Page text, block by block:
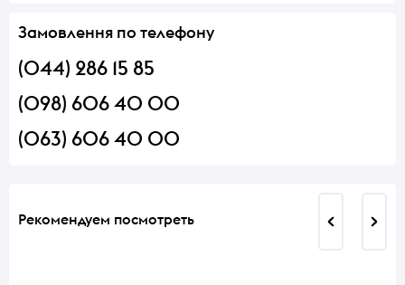
Замовлення по телефону
(044) 286 15 85
(098) 606 40 00
(063) 606 40 00
Рекомендуем посмотреть